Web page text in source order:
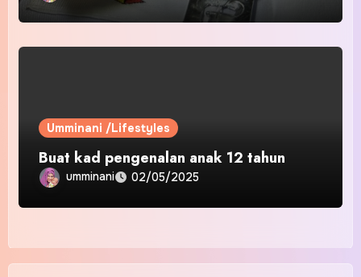
Umminani /Lifestyles
Buat kad pengenalan anak 12 tahun
umminani 02/05/2025